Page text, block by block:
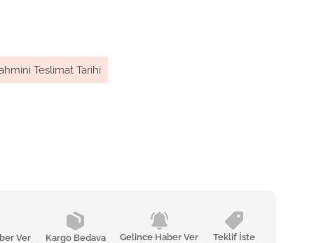
Teslimat Tarihi
Ver Kargo Bedava Gelince Haber Ver Teklif İste